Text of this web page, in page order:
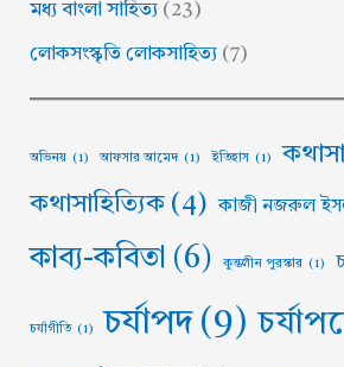
মধ্য বাংলা সাহিত্য (23)
লোকসংস্কৃতি লোকসাহিত্য (7)
অভিনয় (1) আফসার আমেদ (1) ইতিহাস (1)
কথাসাহিত্যিক (4) কাজী নজরুল
কাব্য-কবিতা (6) কুন্তলীন পুরস্কার (1)
চর্যাগীতি (1) চর্যাপদ (9)